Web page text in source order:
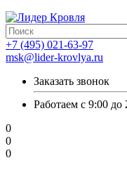
+7 (495) 021-63-97
msk@lider-krovlya.ru
Заказать звонок
Работаем с 9:00
0
0
0